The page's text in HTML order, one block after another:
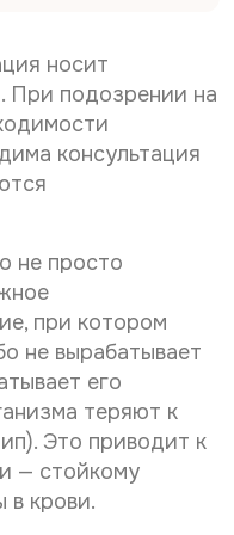
носит
При подозрении на
консультация
не просто
при котором
не вырабатывает
его
теряют к
Это приводит к
— стойкому
в крови.
персональных
информационной
учреждения*
в направлении*